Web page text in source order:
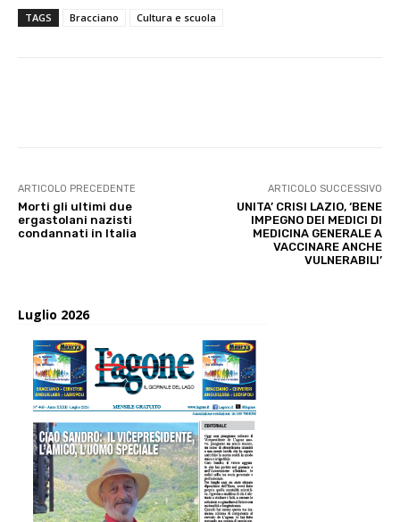
TAGS Bracciano Cultura e scuola
ARTICOLO PRECEDENTE
Morti gli ultimi due
ergastolani nazisti
condannati in Italia
ARTICOLO SUCCESSIVO
UNITA’ CRISI LAZIO, ‘BENE
IMPEGNO DEI MEDICI DI
MEDICINA GENERALE A
VACCINARE ANCHE
VULNERABILI’
Luglio 2026